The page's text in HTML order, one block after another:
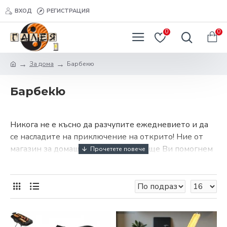
ВХОД РЕГИСТРАЦИЯ
0 0
За дома Барбекю
Барбекю
Никога не е късно да разчупите ежедневието и да
се насладите на приключение на открито! Ние от
магазин за домашни потреби Галея ще Ви помогнем
и безопасно.
Няма значение дали планирате пикник в гората или
или вила. При нас можете да откриете голямо